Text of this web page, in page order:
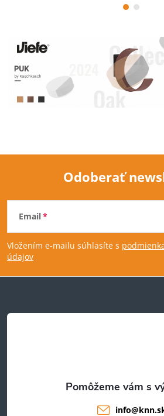
Z
á
p
t
Odoberať
Email
Vložením e-mailu súhlasíte s
údajov
info@